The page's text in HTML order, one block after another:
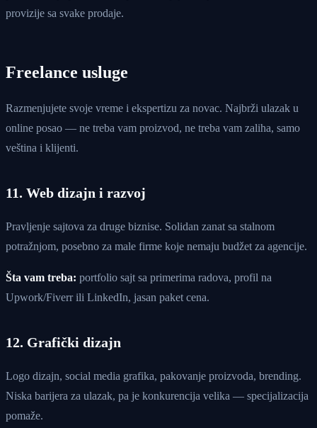
provizije sa svake prodaje.
Freelance usluge
Razmenjujete svoje vreme i ekspertizu za novac. Najbrži ulazak u
online posao — ne treba vam proizvod, ne treba vam zaliha, samo
veština i klijenti.
11. Web dizajn i razvoj
Pravljenje sajtova za druge biznise. Solidan zanat sa stalnom
potražnjom, posebno za male firme koje nemaju budžet za agencije.
Šta vam treba: portfolio sajt sa primerima radova, profil na
Upwork/Fiverr ili LinkedIn, jasan paket cena.
12. Grafički dizajn
Logo dizajn, social media grafika, pakovanje proizvoda, brending.
Niska barijera za ulazak, pa je konkurencija velika — specijalizacija
pomaže.